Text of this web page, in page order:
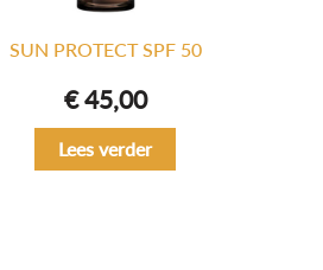
SUN PROTECT SPF 50
€45,00
Lees verder